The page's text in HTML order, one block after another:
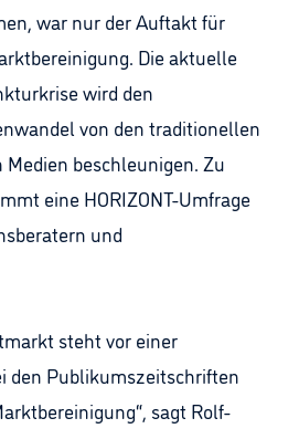
war nur der Auftakt für
Die aktuelle
wird den
von den traditionellen
beschleunigen. Zu
eine HORIZONT-Umfrage
und
steht vor einer
den Publikumszeitschriften
sagt Rolf-